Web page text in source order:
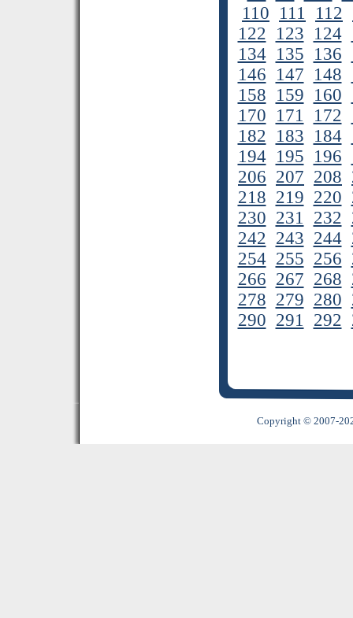
110 111 112
122 123 124
134 135 136
146 147 148
158 159 160
170 171 172
182 183 184
194 195 196
206 207 208
218 219 220
230 231 232
242 243 244
254 255 256
266 267 268
278 279 280
290 291 292
Copyright © 2007-